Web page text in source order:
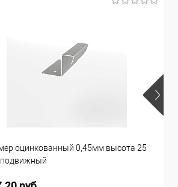
оцинкованный 0,45мм высота 25